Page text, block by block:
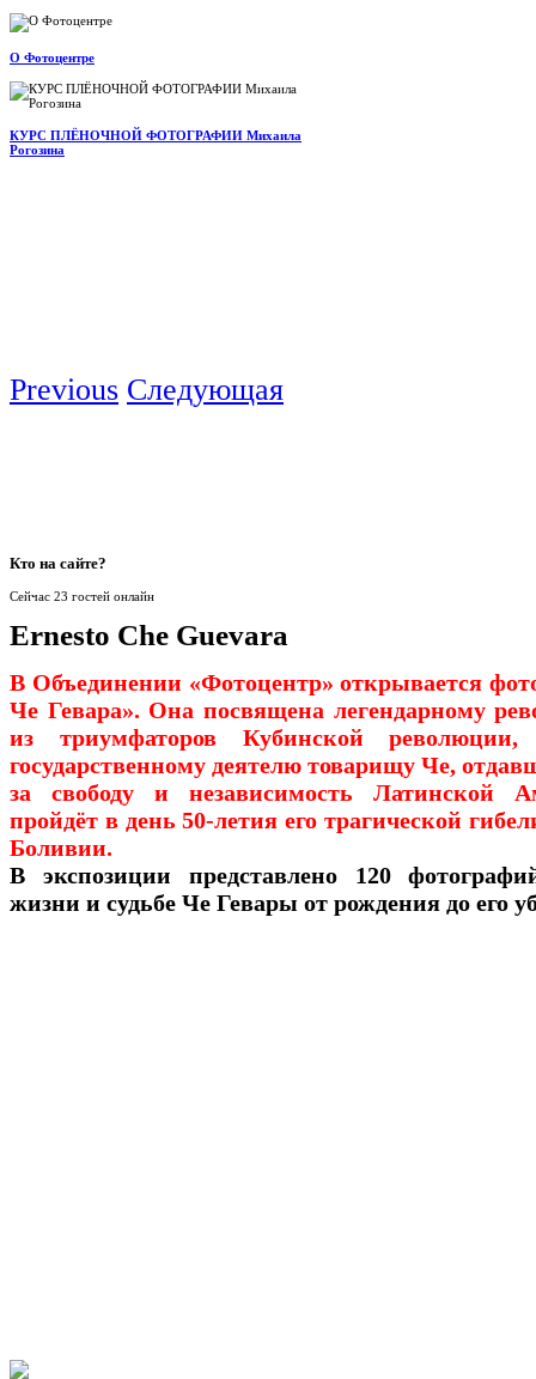
О Фотоцентре
КУРС ПЛЁНОЧНОЙ ФОТОГРАФИИ Михаила
Рогозина
Previous Следующая
Кто на сайте?
Сейчас 23 гостей онлайн
Ernesto Che Guevara
В Объединении «Фотоцентр» открывается
Че Гевара». Она посвящена легендарному
из триумфаторов Кубинской
государственному деятелю товарищу Че,
за свободу и независимость Латинской
пройдёт в день 50-летия его трагической
Боливии.
В экспозиции представлено 120
жизни и судьбе Че Гевары от рождения до его